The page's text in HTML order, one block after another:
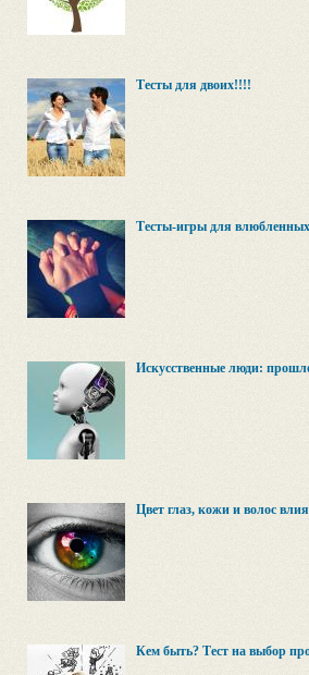
Тесты для двоих!!!!
Тесты-игры для влюбленных
Искусственные люди:
Цвет глаз, кожи и волос
Кем быть? Тест на выбор